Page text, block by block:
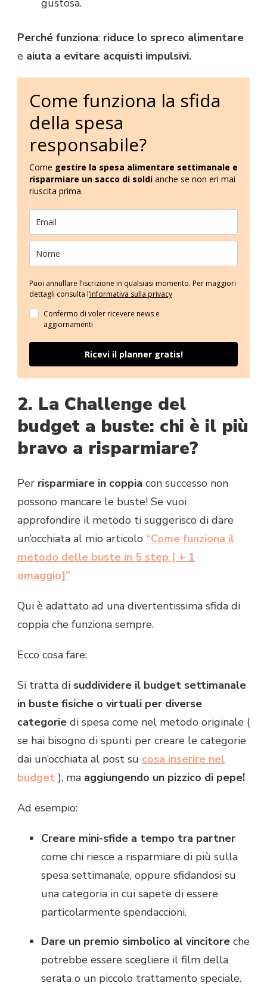
Perché funziona: riduce lo spreco alimentare
e aiuta a evitare acquisti impulsivi.
Come funziona la sfida
della spesa
responsabile?
Come gestire la spesa alimentare settimanale e
risparmiare un sacco di soldi anche se non eri mai
riuscita prima.
Puoi annullare l’iscrizione in qualsiasi momento. Per maggiori
dettagli consulta l‘informativa sulla privacy
Confermo di voler ricevere news e
aggiornamenti
Ricevi il planner gratis!
2. La Challenge del
budget a buste: chi è il più
bravo a risparmiare?
Per risparmiare in coppia con successo non
possono mancare le buste! Se vuoi
approfondire il metodo ti suggerisco di dare
un’occhiata al mio articolo “Come funziona il
metodo delle buste in 5 step [ + 1
omaggio]”
Qui è adattato ad una divertentissima sfida di
coppia che funziona sempre.
Ecco cosa fare:
Si tratta di suddividere il budget settimanale
in buste fisiche o virtuali per diverse
categorie di spesa come nel metodo originale (
se hai bisogno di spunti per creare le categorie
dai un’occhiata al post su cosa inserire nel
budget ), ma aggiungendo un pizzico di pepe!
Ad esempio:
Creare mini-sfide a tempo tra partner
come chi riesce a risparmiare di più sulla
spesa settimanale, oppure sfidandosi su
una categoria in cui sapete di essere
particolarmente spendaccioni.
Dare un premio simbolico al vincitore che
potrebbe essere scegliere il film della
serata o un piccolo trattamento speciale.